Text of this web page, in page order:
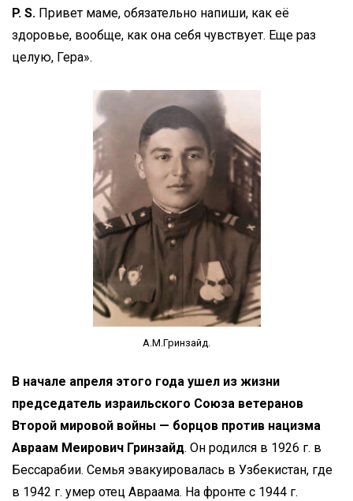
P. S. Привет маме, обязательно напиши, как её
здоровье, вообще, как она себя чувствует. Еще раз
целую, Гера».
А.М.Гринзайд.
В начале апреля этого года ушел из жизни
председатель израильского Союза ветеранов
Второй мировой войны — борцов против нацизма
Авраам Меирович Гринзайд. Он родился в 1926 г. в
Бессарабии. Семья эвакуировалась в Узбекистан, где
в 1942 г. умер отец Авраама. На фронте с 1944 г.